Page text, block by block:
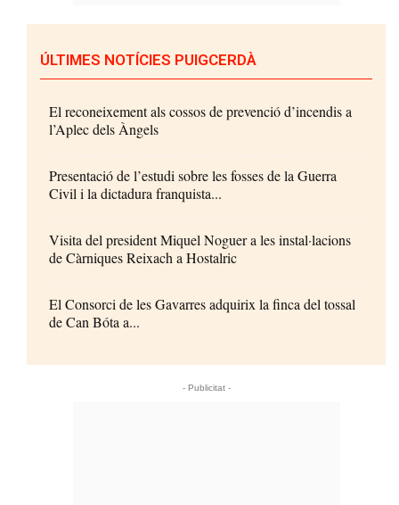
ÚLTIMES NOTÍCIES PUIGCERDÀ
El reconeixement als cossos de prevenció d’incendis a
l’Aplec dels Àngels
Presentació de l’estudi sobre les fosses de la Guerra
Civil i la dictadura franquista...
Visita del president Miquel Noguer a les instal·lacions
de Càrniques Reixach a Hostalric
El Consorci de les Gavarres adquirix la finca del tossal
de Can Bóta a...
- Publicitat -